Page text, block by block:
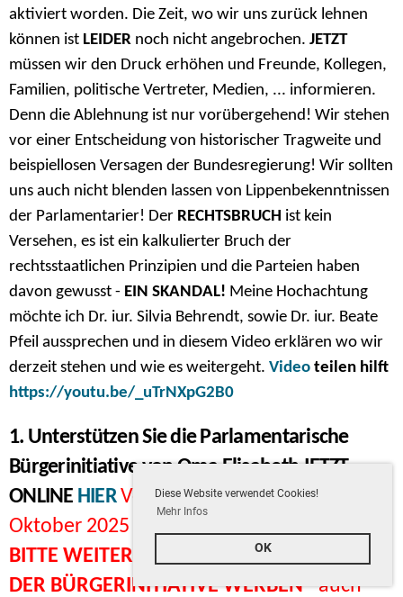
Diese Website verwendet Cookies!
Mehr Infos
OK
aktiviert worden. Die Zeit, wo wir uns zurück lehnen
können ist LEIDER noch nicht angebrochen. JETZT
müssen wir den Druck erhöhen und Freunde, Kollegen,
Familien, politische Vertreter, Medien, ... informieren.
Denn die Ablehnung ist nur vorübergehend! Wir stehen
vor einer Entscheidung von historischer Tragweite und
beispiellosen Versagen der Bundesregierung! Wir sollten
uns auch nicht blenden lassen von Lippenbekenntnissen
der Parlamentarier! Der RECHTSBRUCH ist kein
Versehen, es ist ein kalkulierter Bruch der
rechtsstaatlichen Prinzipien und die Parteien haben
davon gewusst - EIN SKANDAL! Meine Hochachtung
möchte ich Dr. iur. Silvia Behrendt, sowie Dr. iur. Beate
Pfeil aussprechen und in diesem Video erklären wo wir
derzeit stehen und wie es weitergeht. Video teilen hilft
https://youtu.be/_uTrNXpG2B0
1. Unterstützen Sie die Parlamentarische
Bürgerinitiative von Oma Elisabeth JETZT
ONLINE HIERVoraussichtlich findet am 23.
Oktober 2025 ein HEARING in Wien statt.
BITTE WEITERHIN FÜRS UNTERSCHREIBEN
DER BÜRGERINITIATIVE WERBEN- auch